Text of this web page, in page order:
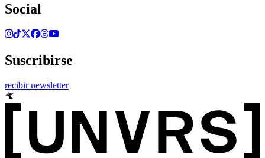
Social
Suscribirse
recibir newsletter